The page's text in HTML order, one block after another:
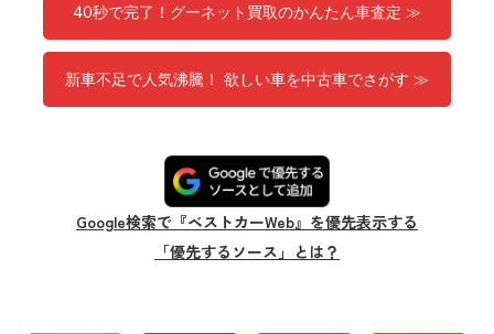
40秒で完了！グーネット買取のかんたん車査定 ≫
新車不足で人気沸騰！ 欲しい車を中古車でさがす ≫
Google検索で『ベストカーWeb』を優先表示する
「優先するソース」とは？